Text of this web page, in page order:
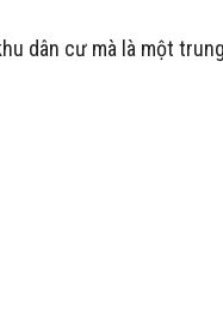
dân cư mà là một